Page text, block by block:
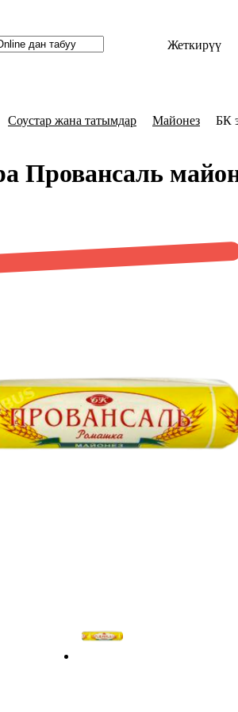
Жеткирүү
Соустар жана татымдар Майонез БК
Провансаль